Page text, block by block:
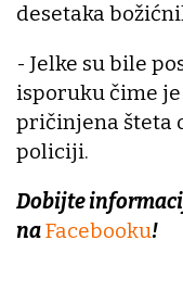
desetaka
- Jelke su bile
isporuku čime
pričinjena šteta
policiji.
Dobijte
naFacebooku!